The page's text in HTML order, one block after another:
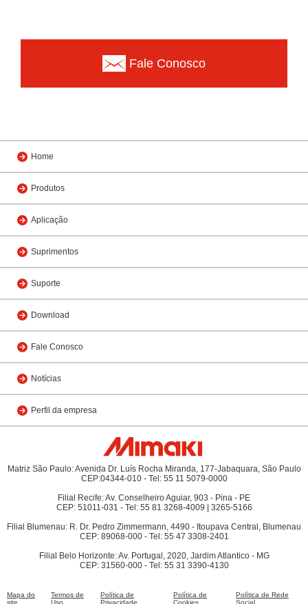
Fale Conosco
Home
Produtos
Aplicação
Suprimentos
Suporte
Download
Fale Conosco
Notícias
Perfil da empresa
Matriz São Paulo: Avenida Dr. Luís Rocha Miranda, 177-Jabaquara, São Paulo
CEP:04344-010 - Tel: 55 11 5079-0000
Filial Recife: Av. Conselheiro Aguiar, 903 - Pina - PE
CEP: 51011-031 - Tel: 55 81 3268-4009 | 3265-5166
Filial Blumenau: R. Dr. Pedro Zimmermann, 4490 - Itoupava Central, Blumenau
CEP: 89068-000 - Tel: 55 47 3308-2401
Filial Belo Horizonte: Av. Portugal, 2020, Jardim Atlantico - MG
CEP: 31560-000 - Tel: 55 31 3390-4130
Mapa do
site
Termos de
Uso
Política de
Privacidade
Política de
Cookies
Política de Rede
Social